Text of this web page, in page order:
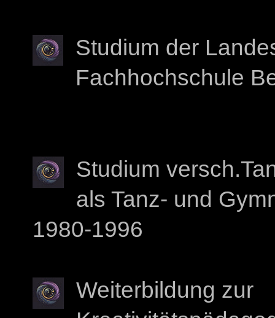
Studium der
Fachhochschule
Studium
als Tanz- und
1980-1996
Weiterbildung zur